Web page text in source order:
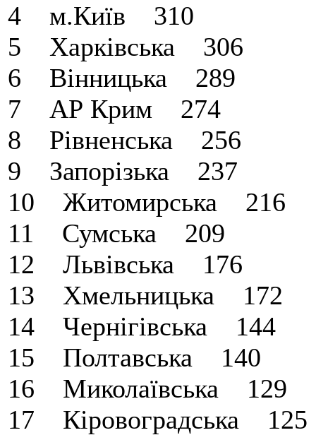
4 м.Київ 310
5 Харкiвська 306
6 Вiнницька 289
7 АР Крим 274
8 Рiвненська 256
9 Запорiзька 237
10 Житомирська 216
11 Сумська 209
12 Львiвська 176
13 Хмельницька 172
14 Чернiгiвська 144
15 Полтавська 140
16 Миколаївська 129
17 Кiровоградська 125